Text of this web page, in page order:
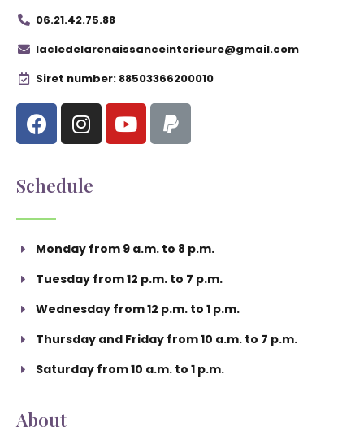
06.21.42.75.88
lacledelarenaissanceinterieure@gmail.com
Siret number: 88503366200010
Schedule
Monday from 9 a.m. to 8 p.m.
Tuesday from 12 p.m. to 7 p.m.
Wednesday from 12 p.m. to 1 p.m.
Thursday and Friday from 10 a.m. to 7 p.m.
Saturday from 10 a.m. to 1 p.m.
About